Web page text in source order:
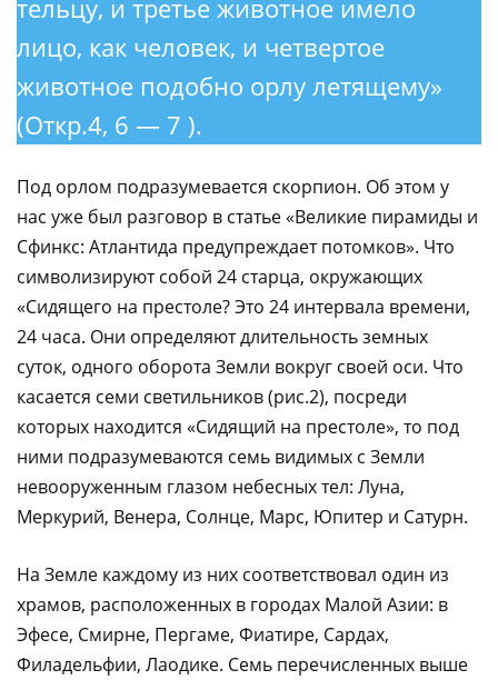
тельцу, и третье животное имело
лицо, как человек, и четвертое
животное подобно орлу летящему»
(Откр.4, 6 — 7 ).
Под орлом подразумевается скорпион. Об этом у
нас уже был разговор в статье «Великие пирамиды и
Сфинкс: Атлантида предупреждает потомков». Что
символизируют собой 24 старца, окружающих
«Сидящего на престоле? Это 24 интервала времени,
24 часа. Они определяют длительность земных
суток, одного оборота Земли вокруг своей оси. Что
касается семи светильников (рис.2), посреди
которых находится «Сидящий на престоле», то под
ними подразумеваются семь видимых с Земли
невооруженным глазом небесных тел: Луна,
Меркурий, Венера, Солнце, Марс, Юпитер и Сатурн.
На Земле каждому из них соответствовал один из
храмов, расположенных в городах Малой Азии: в
Эфесе, Смирне, Пергаме, Фиатире, Сардах,
Филадельфии, Лаодике. Семь перечисленных выше